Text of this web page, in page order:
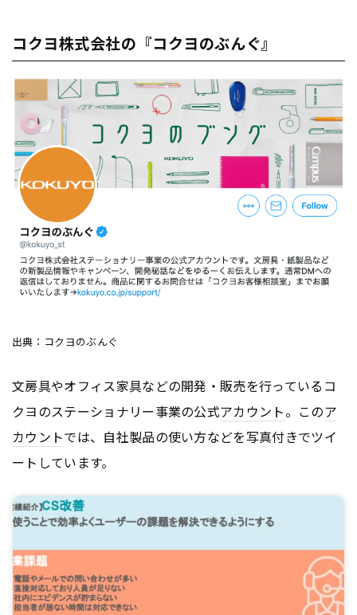
コクヨ株式会社の『コクヨのぶんぐ』
出典：コクヨのぶんぐ
文房具やオフィス家具などの開発・販売を行っているコ
クヨのステーショナリー事業の公式アカウント。このア
カウントでは、自社製品の使い方などを写真付きでツイ
ートしています。